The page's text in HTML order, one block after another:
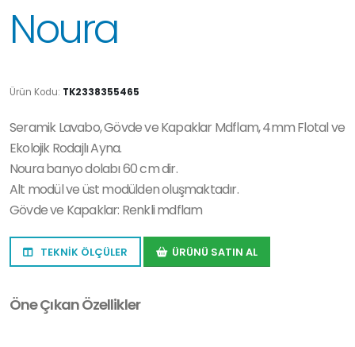
Noura
Ürün Kodu: TK2338355465
Seramik Lavabo, Gövde ve Kapaklar Mdflam, 4mm Flotal ve
Ekolojik Rodajlı Ayna.
Noura banyo dolabı 60 cm dir.
Alt modül ve üst modülden oluşmaktadır.
Gövde ve Kapaklar: Renkli mdflam
TEKNİK ÖLÇÜLER ÜRÜNÜ SATIN AL
Öne Çıkan Özellikler